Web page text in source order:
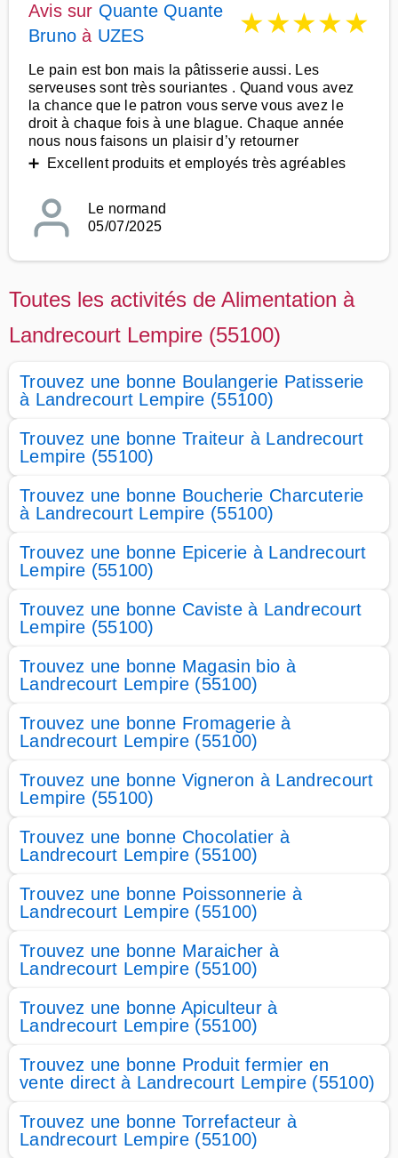
Avis sur Quante Quante
Bruno à UZES ★★★★★
Le pain est bon mais la pâtisserie aussi. Les
serveuses sont très souriantes . Quand vous avez
la chance que le patron vous serve vous avez le
droit à chaque fois à une blague. Chaque année
nous nous faisons un plaisir d’y retourner
➕ Excellent produits et employés très agréables
Le normand
05/07/2025
Toutes les activités de Alimentation à
Landrecourt Lempire (55100)
Trouvez une bonne Boulangerie Patisserie
à Landrecourt Lempire (55100)
Trouvez une bonne Traiteur à Landrecourt
Lempire (55100)
Trouvez une bonne Boucherie Charcuterie
à Landrecourt Lempire (55100)
Trouvez une bonne Epicerie à Landrecourt
Lempire (55100)
Trouvez une bonne Caviste à Landrecourt
Lempire (55100)
Trouvez une bonne Magasin bio à
Landrecourt Lempire (55100)
Trouvez une bonne Fromagerie à
Landrecourt Lempire (55100)
Trouvez une bonne Vigneron à Landrecourt
Lempire (55100)
Trouvez une bonne Chocolatier à
Landrecourt Lempire (55100)
Trouvez une bonne Poissonnerie à
Landrecourt Lempire (55100)
Trouvez une bonne Maraicher à
Landrecourt Lempire (55100)
Trouvez une bonne Apiculteur à
Landrecourt Lempire (55100)
Trouvez une bonne Produit fermier en
vente direct à Landrecourt Lempire (55100)
Trouvez une bonne Torrefacteur à
Landrecourt Lempire (55100)